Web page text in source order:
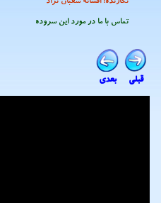
تماس با ما در مورد این سروده
قبلی بعدی